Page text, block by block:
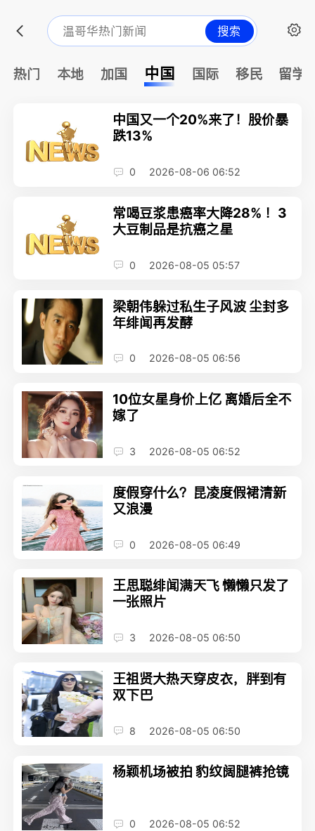
搜索
热门 本地 加国 中国 国际 移民 留学
中国又一个20%来了！股价暴
跌13%
0 2026-08-06 06:52
常喝豆浆患癌率大降28% ！3
大豆制品是抗癌之星
0 2026-08-05 05:57
梁朝伟躲过私生子风波 尘封多
年绯闻再发酵
0 2026-08-05 06:56
10位女星身价上亿 离婚后全不
嫁了
3 2026-08-05 06:52
度假穿什么？昆凌度假裙清新
又浪漫
0 2026-08-05 06:49
王思聪绯闻满天飞 懒懒只发了
一张照片
3 2026-08-05 06:50
王祖贤大热天穿皮衣，胖到有
双下巴
8 2026-08-05 06:50
杨颖机场被拍 豹纹阔腿裤抢镜
0 2026-08-05 06:52